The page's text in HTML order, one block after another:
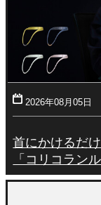
2026年08月05日
首にかけるだ
「コリコラン